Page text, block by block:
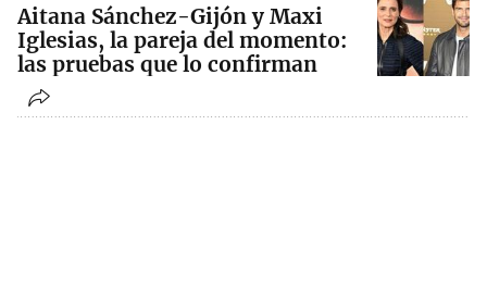
Aitana Sánchez-Gijón y Maxi
Iglesias, la pareja del momento:
las pruebas que lo confirman